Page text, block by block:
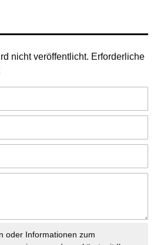
nicht veröffentlicht. Erforderliche
oder Informationen zum